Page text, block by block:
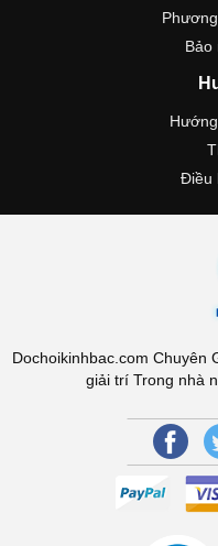
Bảo
Điều
Dochoikinhbac.com Chuyên
giải trí Trong nhà